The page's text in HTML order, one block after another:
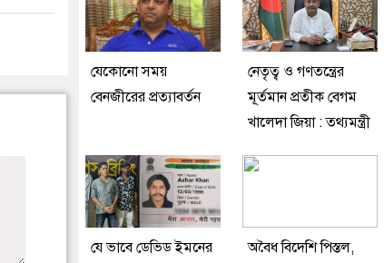
যেকোনো সময়
বেনজীরের প্রত্যাবর্তন
নেতৃত্ব ও গণতন্ত্রের
মূর্তমান প্রতীক বেগম
খালেদা জিয়া : তথ্যমন্ত্রী
যে ভাবে ডেভিড ইমনের
অবৈধ বিদেশি পিস্তল,